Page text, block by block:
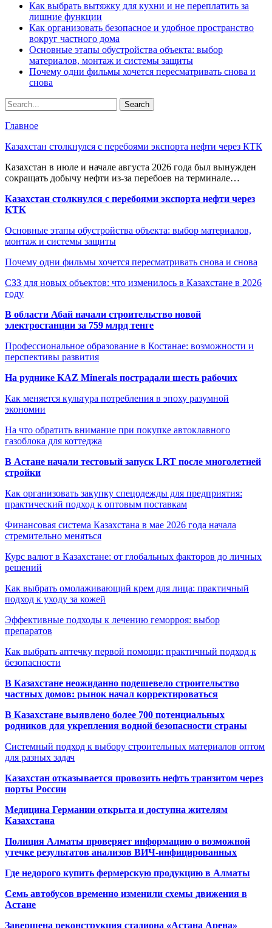
Как выбрать вытяжку для кухни и не переплатить за
лишние функции
Как организовать безопасное и удобное пространство
вокруг частного дома
Основные этапы обустройства объекта: выбор
материалов, монтаж и системы защиты
Почему одни фильмы хочется пересматривать снова и
снова
Главное
Казахстан столкнулся с перебоями экспорта нефти через КТК
Казахстан в июле и начале августа 2026 года был вынужден
сокращать добычу нефти из-за перебоев на терминале…
Казахстан столкнулся с перебоями экспорта нефти через
КТК
Основные этапы обустройства объекта: выбор материалов,
монтаж и системы защиты
Почему одни фильмы хочется пересматривать снова и снова
СЗЗ для новых объектов: что изменилось в Казахстане в 2026
году
В области Абай начали строительство новой
электростанции за 759 млрд тенге
Профессиональное образование в Костанае: возможности и
перспективы развития
На руднике KAZ Minerals пострадали шесть рабочих
Как меняется культура потребления в эпоху разумной
экономии
На что обратить внимание при покупке автоклавного
газоблока для коттеджа
В Астане начали тестовый запуск LRT после многолетней
стройки
Как организовать закупку спецодежды для предприятия:
практический подход к оптовым поставкам
Финансовая система Казахстана в мае 2026 года начала
стремительно меняться
Курс валют в Казахстане: от глобальных факторов до личных
решений
Как выбрать омолаживающий крем для лица: практичный
подход к уходу за кожей
Эффективные подходы к лечению геморроя: выбор
препаратов
Как выбрать аптечку первой помощи: практичный подход к
безопасности
В Казахстане неожиданно подешевело строительство
частных домов: рынок начал корректироваться
В Казахстане выявлено более 700 потенциальных
родников для укрепления водной безопасности страны
Системный подход к выбору строительных материалов оптом
для разных задач
Казахстан отказывается провозить нефть транзитом через
порты России
Медицина Германии открыта и доступна жителям
Казахстана
Полиция Алматы проверяет информацию о возможной
утечке результатов анализов ВИЧ-инфицированных
Где недорого купить фермерскую продукцию в Алматы
Семь автобусов временно изменили схемы движения в
Астане
Завершена реконструкция стадиона «Астана Арена»